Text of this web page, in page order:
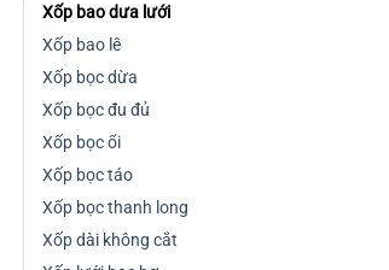
Xốp bao dưa lưới
Xốp bao lê
Xốp bọc dừa
Xốp bọc đu đủ
Xốp bọc ổi
Xốp bọc táo
Xốp bọc thanh long
Xốp dài không cắt